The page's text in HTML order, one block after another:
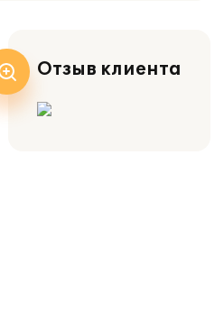
Отзыв клиента